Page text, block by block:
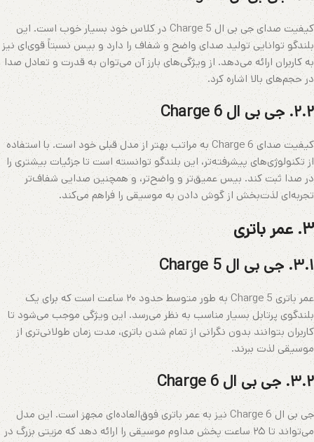
کیفیت صدای جی بی ال Charge 5 در کلاس خود بسیار خوب است. این
بلندگو توانایی تولید صدای واضح و شفاف را دارد و بیس نسبتاً قوی‌ای نیز
به کاربران ارائه می‌دهد. از ویژگی‌های بارز آن می‌توان به قدرت و تعادل صدا
در حجم‌های بالا اشاره کرد.
۲.۲. جی بی ال Charge 6
کیفیت صدای Charge 6 به مراتب بهتر از مدل قبلی خود است. با استفاده
از تکنولوژی‌های پیشرفته‌تر، این بلندگو توانسته است تا جزئیات بیشتری را
در صدا ثبت کند. بیس عمیق‌تر و واضح‌تر، و همچنین صدایی شفاف‌تر
تجربه‌ای لذت‌بخش از گوش دادن به موسیقی را فراهم می‌کند.
۳. عمر باتری
۳.۱. جی بی ال Charge 5
عمر باتری Charge 5 به طور متوسط حدود ۲۰ ساعت است که برای یک
بلندگوی پرتابل بسیار مناسب به نظر می‌رسد. این ویژگی موجب می‌شود تا
کاربران بتوانند بدون نگرانی از تمام شدن باتری، مدت زمان طولانی‌تری از
موسیقی لذت ببرند.
۳.۲. جی بی ال Charge 6
جی بی ال Charge 6 نیز به عمر باتری فوق‌العاده‌ای مجهز است. این مدل
می‌تواند تا ۲۵ ساعت پخش مداوم موسیقی را ارائه دهد که مزیتی بزرگ در